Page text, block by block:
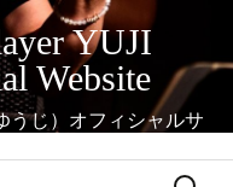
YUJI
Website
うじ）オフィシャルサ
検